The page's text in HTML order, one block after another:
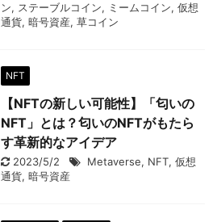
ン, ステーブルコイン, ミームコイン, 仮想
通貨, 暗号資産, 草コイン
NFT
【NFTの新しい可能性】「匂いの
NFT」とは？匂いのNFTがもたら
す革新的なアイデア
2023/5/2 Metaverse, NFT, 仮想
通貨, 暗号資産